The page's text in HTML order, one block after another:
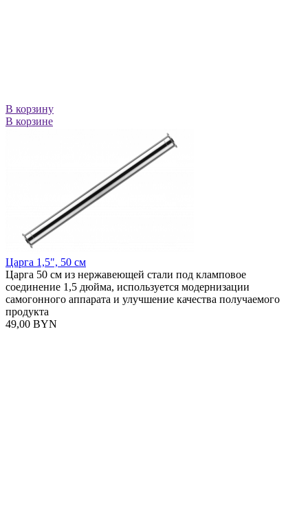
В корзину
В корзине
Царга 1,5", 50 см
Царга 50 см из нержавеющей стали под кламповое
соединение 1,5 дюйма, используется модернизации
самогонного аппарата и улучшение качества получаемого
продукта
49,00 BYN